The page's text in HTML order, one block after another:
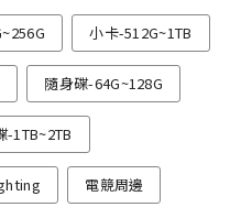
小卡-512G~1TB
隨身碟-64G~128G
-1TB~2TB
電競周邊